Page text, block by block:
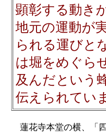
顕彰する動き
地元の運動が
られる運びと
は堀をめぐら
及んだという
伝えられてい
蓮花寺本堂の横、「